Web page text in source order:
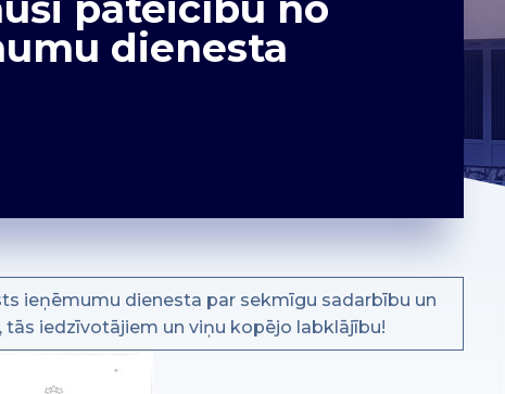
dienesta
ieņēmumu dienesta par sekmīgu sadarbību un
iedzīvotājiem un viņu kopējo labklājību!